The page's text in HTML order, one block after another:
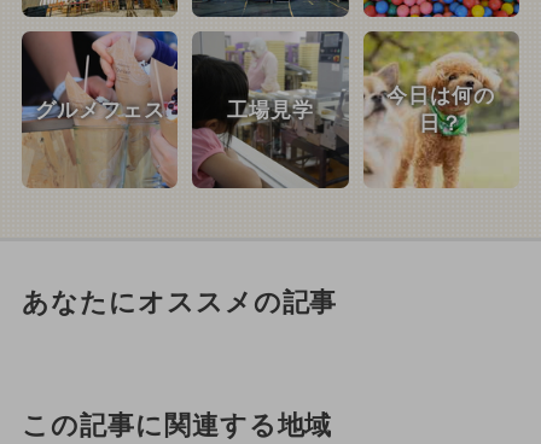
グルメフェス 工場見学
今日は何の
日？
あなたにオススメの記事
この記事に関連する地域